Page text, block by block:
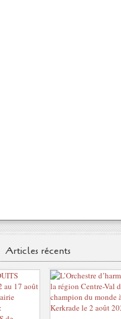
Articles récents